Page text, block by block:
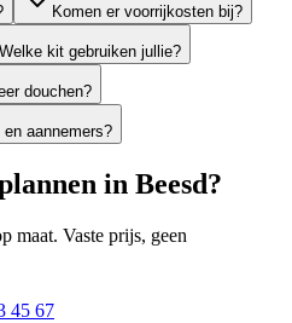
Komen er voorrijkosten bij?
Welke kit gebruiken jullie?
douchen?
aannemers?
in Beesd?
maat. Vaste prijs, geen
45 67